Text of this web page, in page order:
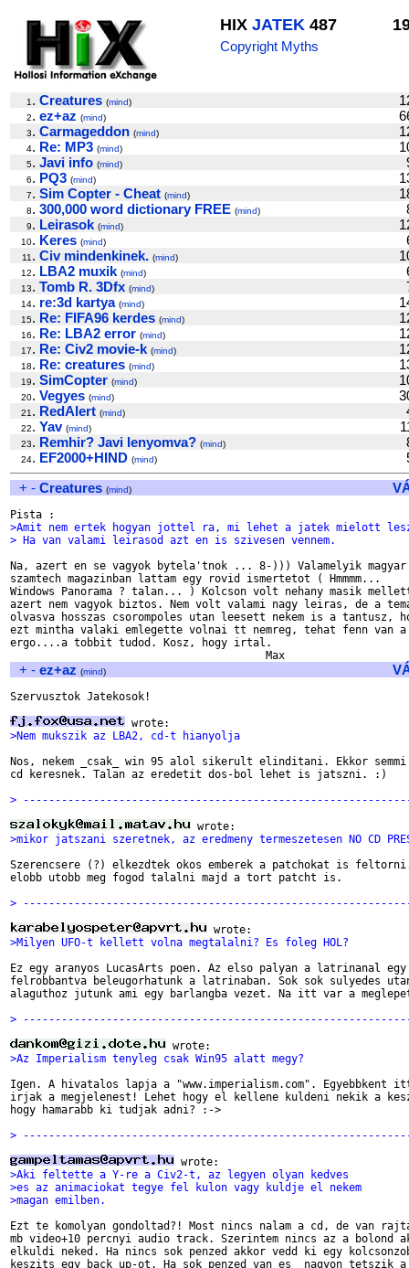
HIX JATEK 487
Copyright Myths
1 . Creatures (mind)
2. ez+az (mind)
3. Carmageddon (mind)
4. Re: MP3 (mind)
5. Javi info (mind)
6. PQ3 (mind)
7. Sim Copter - Cheat (mind)
8. 300,000 word dictionary FREE (mind)
9. Leirasok (mind)
10. Keres (mind)
11 . Civ mindenkinek. (mind)
12. LBA2 muxik (mind)
13. Tomb R. 3Dfx (mind)
14. re:3d kartya (mind)
15. Re: FIFA96 kerdes (mind)
16. Re: LBA2 error (mind)
17. Re: Civ2 movie-k (mind)
18. Re: creatures (mind)
19. SimCopter (mind)
20. Vegyes (mind)
21 . RedAlert (mind)
22. Yav (mind)
23. Remhir? Javi lenyomva? (mind)
24. EF2000+HIND (mind)
+ - Creatures (mind)
>Amit nem ertek hogyan jottel ra, mi lehet a jatek mielott
> Ha van valami leirasod azt en is szivesen vennem.
Na, azert en se vagyok bytela'tnok ... 8-))) Valamelyik
szamtech magazinban lattam egy rovid ismertetot ( Hmmmm...
Windows Panorama ? talan... ) Kolcson volt nehany masik
azert nem vagyok biztos. Nem volt valami nagy leiras, de a
olvasva hosszas csorompoles utan leesett nekem is a tantusz,
ezt mintha valaki emlegette volnai tt nemreg, tehat fenn van a
ergo....a tobbit tudod. Kosz, hogy irtal.
+ - ez+az (mind)
Szervusztok Jatekosok!
>Nem mukszik az LBA2, cd-t hianyolja
Nos, nekem _csak_ win 95 alol sikerult elinditani. Ekkor semmi
cd keresnek. Talan az eredetit dos-bol lehet is jatszni. :)
>
>mikor jatszani szeretnek, az eredmeny termeszetesen NO CD
Szerencsere (?) elkezdtek okos emberek a patchokat is
elobb utobb meg fogod talalni majd a tort patcht is.
>
>Milyen UFO-t kellett volna megtalalni? Es foleg HOL?
Ez egy aranyos LucasArts poen. Az elso palyan a latrinanal
felrobbantva beleugorhatunk a latrinaban. Sok sok sulyedes
alaguthoz jutunk ami egy barlangba vezet. Na itt var a
>
>Az Imperialism tenyleg csak Win95 alatt megy?
Igen. A hivatalos lapja a "www.imperialism.com". Egyebbkent
irjak a megjelenest! Lehet hogy el kellene kuldeni nekik a
hogy hamarabb ki tudjak adni? :->
>
>Aki feltette a Y-re a Civ2-t, az legyen olyan kedves
>es az animaciokat tegye fel kulon vagy kuldje el nekem
>magan emilben.
Ezt te komolyan gondoltad?! Most nincs nalam a cd, de van
mb video+10 percnyi audio track. Szerintem nincs az a bolond
elkuldi neked. Ha nincs sok penzed akkor vedd ki egy
keszits egy back up-ot. Ha sok penzed van es _nagyon tetszik